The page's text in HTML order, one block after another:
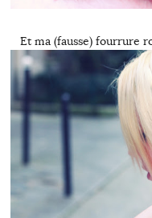
Et ma (fausse) fourrure